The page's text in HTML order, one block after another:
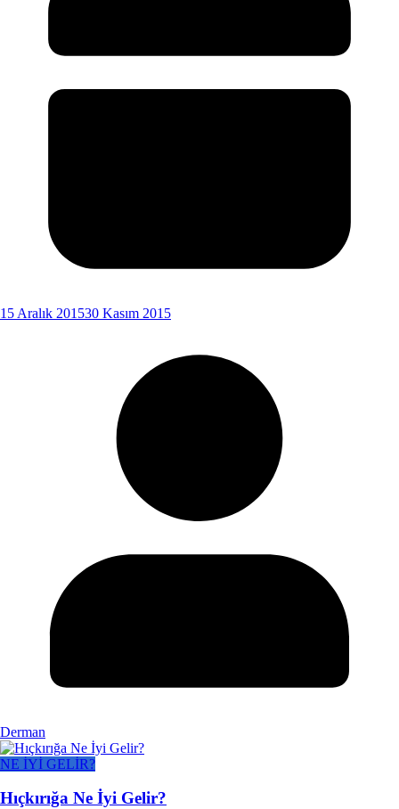
15 Aralık 201530 Kasım 2015
Derman
NE İYİ GELİR?
Hıçkırığa Ne İyi Gelir?